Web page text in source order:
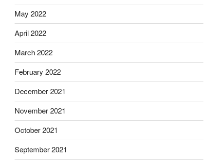
May 2022
April 2022
March 2022
February 2022
December 2021
November 2021
October 2021
September 2021